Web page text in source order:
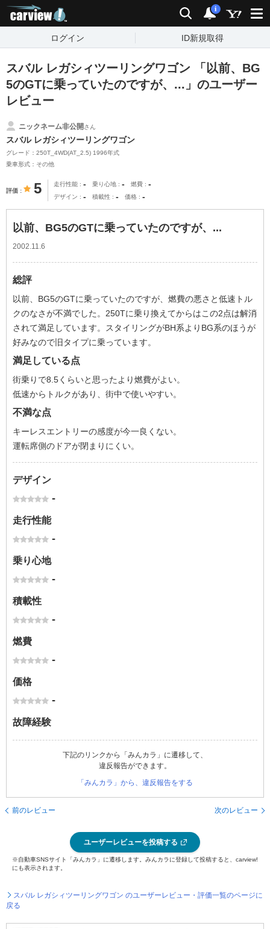
検索 通知
i
ログイン ID新規取得
スバル レガシィツーリングワゴン 「以前、BG
5のGTに乗っていたのですが、...」のユーザー
レビュー
ニックネーム非公開さん
スバル レガシィツーリングワゴン
グレード：250T_4WD(AT_2.5) 1996年式
乗車形式：その他
評価 5 走行性能 - 乗り心地 - 燃費 -
デザイン - 積載性 - 価格 -
以前、BG5のGTに乗っていたのですが、...
2002.11.6
総評
以前、BG5のGTに乗っていたのですが、燃費の悪さと低速トル
クのなさが不満でした。250Tに乗り換えてからはこの2点は解消
されて満足しています。スタイリングがBH系よりBG系のほうが
好みなので旧タイプに乗っています。
満足している点
街乗りで8.5くらいと思ったより燃費がよい。
低速からトルクがあり、街中で使いやすい。
不満な点
キーレスエントリーの感度が今一良くない。
運転席側のドアが閉まりにくい。
デザイン
-
走行性能
-
乗り心地
-
積載性
-
燃費
-
価格
-
故障経験
下記のリンクから「みんカラ」に遷移して、
違反報告ができます。
「みんカラ」から、違反報告をする
前のレビュー 次のレビュー
ユーザーレビューを投稿する
※自動車SNSサイト「みんカラ」に遷移します。みんカラに登録して投稿すると、carview!
にも表示されます。
スバル レガシィツーリングワゴン のユーザーレビュー・評価一覧のページに
戻る